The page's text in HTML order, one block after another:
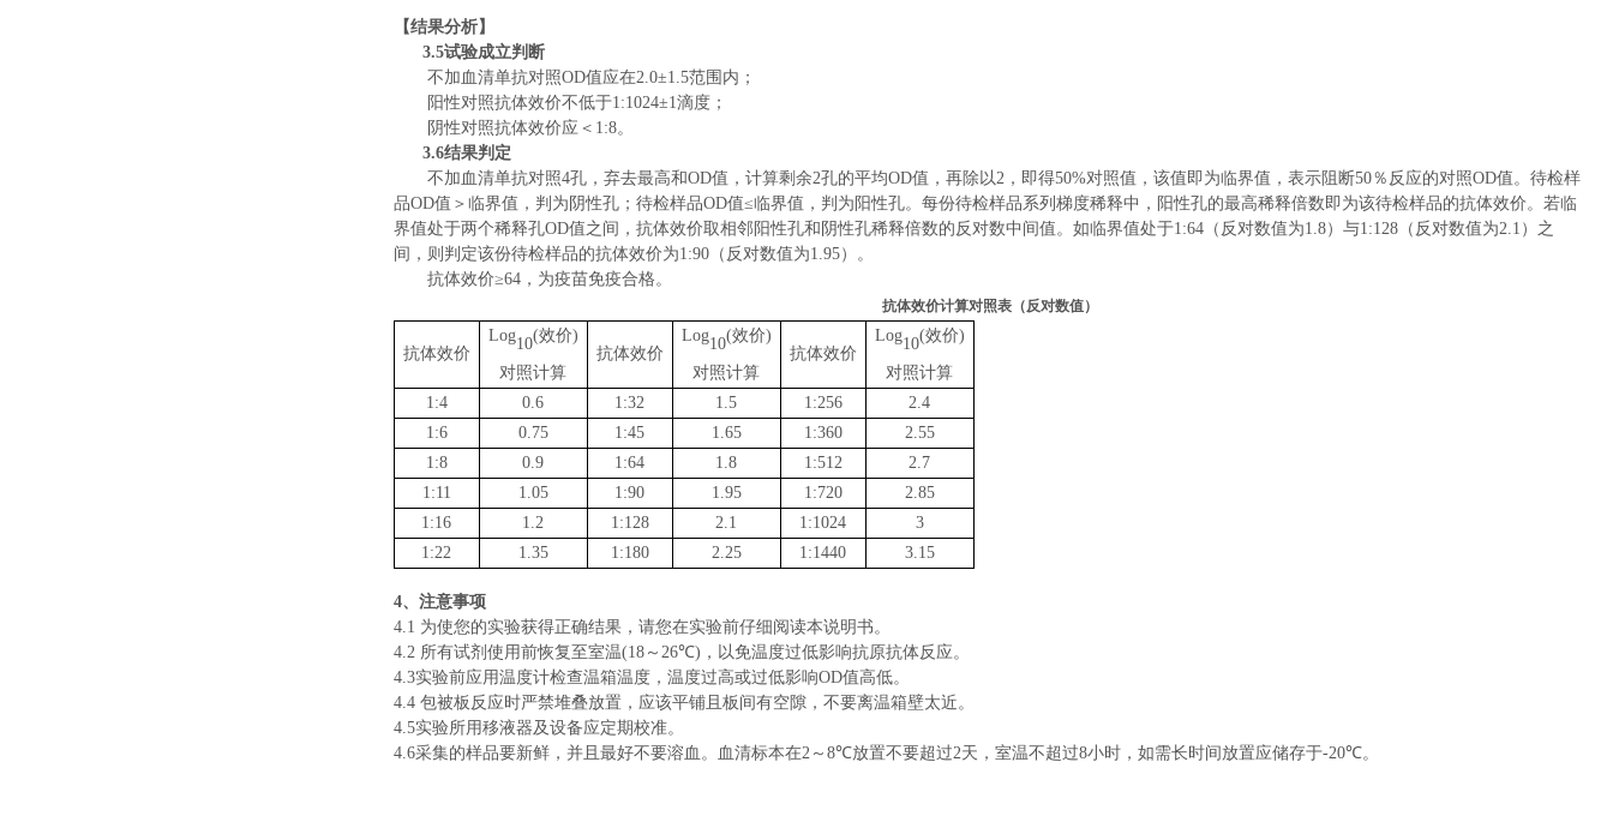
【结果分析】
3.5试验成立判断
不加血清单抗对照OD值应在2.0±1.5范围内；
阳性对照抗体效价不低于1:1024±1滴度；
阴性对照抗体效价应＜ 1:8。
3.6结果判定
不加血清单抗对照4孔，弃去最高和OD值，计算剩余2孔的平均OD值，再除以2，即得50%对照值，该值即为临界值，表示阻断50％反应的对照OD值。待检样
品OD值 ＞ 临界值 ， 判为阴性孔；待检样品OD值≤临界值，判为阳性孔。每份待检样品系列梯度稀释中，阳性孔的最高稀释倍数即为该待检样品的抗体效价。若临
界值处于两个稀释孔OD值之间，抗体效价取相邻阳性孔和阴性孔稀释倍数的反对数中间值。如临界值处于1:64（反对数值为1.8）与1:128（反对数值为2.1 ）之
间，则判定该份待检样品的抗体效价为1:90（反对数值为1.95）。
抗体效价≥64，为疫苗免疫合格。
抗体效价计算对照表（反对数值）
抗体效价
Log10(效价)
对照计算
抗体效价
Log10(效价)
对照计算
抗体效价
Log10(效价)
对照计算
1:4
0.6 1:32 1.5 1:256
2.4
1:6
0.75 1:45 1.65 1:360
2.55
1:8
0.9 1:64 1.8 1:512
2.7
1:11
1.05 1:90 1.95 1:720
2.85
1:16
1.2 1:128 2.1 1:1024
3
1:22
1.35 1:180 2.25 1:1440 3.15
4、注意事项
4.1 为使您的实验获得正确结果，请您在实验前仔细阅读本说明书。
4.2 所有试剂使用前恢复至室温(18～ 26℃) ，以免温度过低影响抗原抗体反应。
4.3实验前应用温度计检查温箱温度，温度过高或过低影响OD值高低。
4.4 包被板反应时严禁堆叠放置，应该平铺且板间有空隙，不要离温箱壁太近。
4.5实验所用移液器及设备应定期校准。
4.6采集的样品要新鲜，并且最好不要溶血。血清标本在2～ 8℃放置不要超过2天，室温不超过8小时，如需长时间放置应储存于-20℃。